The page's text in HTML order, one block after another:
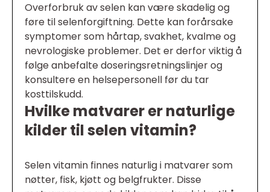
Overforbruk av selen kan være skadelig og
føre til selenforgiftning. Dette kan forårsake
symptomer som hårtap, svakhet, kvalme og
nevrologiske problemer. Det er derfor viktig å
følge anbefalte doseringsretningslinjer og
konsultere en helsepersonell før du tar
kosttilskudd.
Hvilke matvarer er naturlige
kilder til selen vitamin?
Selen vitamin finnes naturlig i matvarer som
nøtter, fisk, kjøtt og belgfrukter. Disse